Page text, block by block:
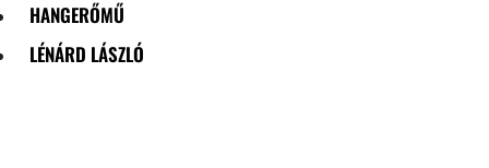
HANGERŐMŰ
LÉNÁRD LÁSZLÓ